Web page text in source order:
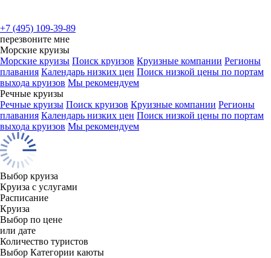
+7 (495) 109-39-89
перезвоните мне
Морские круизы
Морские круизы Поиск круизов Круизные компании Регионы
плавания Календарь низких цен Поиск низкой цены по портам
выхода круизов Мы рекомендуем
Речные круизы
Речные круизы Поиск круизов Круизные компании Регионы
плавания Календарь низких цен Поиск низкой цены по портам
выхода круизов Мы рекомендуем
Выбор круиза
Круиза с услугами
Расписание
Круиза
Выбор по цене
или дате
Количество туристов
Выбор Категории каюты